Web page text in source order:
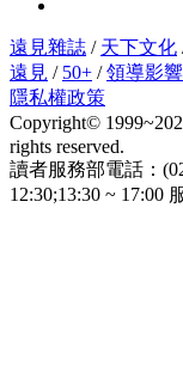
遠見雜誌 / 天下文化
遠見 / 50+ /領導影
隱私權政策
Copyright©
rights reserved.
讀者服務部電話：
12:30;13:30 ~ 17:00